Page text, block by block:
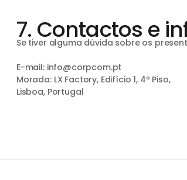
7. Contactos e
Se tiver alguma dúvida sobre os
E-mail: info@corpcom.pt
Morada: LX Factory, Edifício 1, 4º Piso,
Lisboa, Portugal